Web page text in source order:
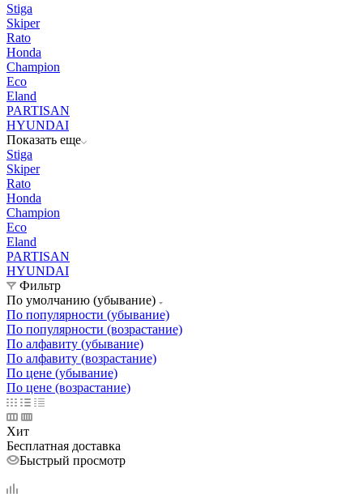
Stiga
Skiper
Rato
Honda
Champion
Eco
Eland
PARTISAN
HYUNDAI
Показать еще
Stiga
Skiper
Rato
Honda
Champion
Eco
Eland
PARTISAN
HYUNDAI
Фильтр
По умолчанию (убывание)
По популярности (убывание)
По популярности (возрастание)
По алфавиту (убывание)
По алфавиту (возрастание)
По цене (убывание)
По цене (возрастание)
Хит
Бесплатная доставка
Быстрый просмотр